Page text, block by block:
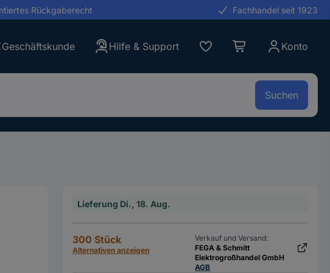
Rückgaberecht Fachhandel seit 1923
Geschäftskunde Hilfe & Support Konto
Suchen
Lieferung Di., 18. Aug.
300 Stück
Alternativen anzeigen
Verkauf und Versand:
FEGA & Schmitt
Elektrogroßhandel GmbH
AGB